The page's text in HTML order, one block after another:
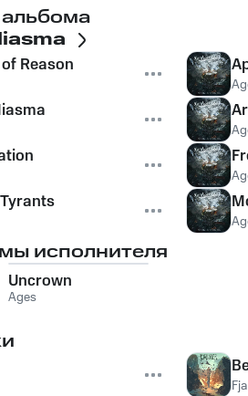
Reason
исполнителя
Uncrown
Ages